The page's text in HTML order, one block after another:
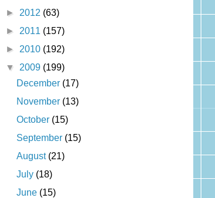
► 2012 (63)
► 2011 (157)
► 2010 (192)
▼ 2009 (199)
December (17)
November (13)
October (15)
September (15)
August (21)
July (18)
June (15)